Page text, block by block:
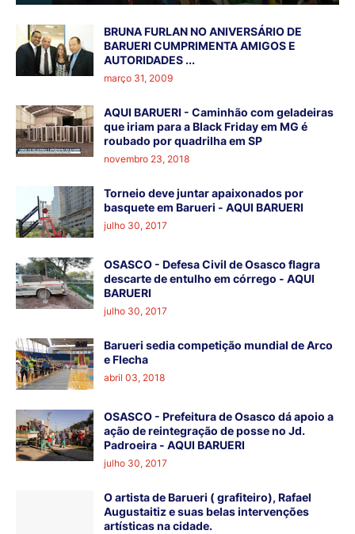
BRUNA FURLAN NO ANIVERSÁRIO DE
BARUERI CUMPRIMENTA AMIGOS E
AUTORIDADES ...
março 31, 2009
AQUI BARUERI - Caminhão com geladeiras
que iriam para a Black Friday em MG é
roubado por quadrilha em SP
novembro 23, 2018
Torneio deve juntar apaixonados por
basquete em Barueri - AQUI BARUERI
julho 30, 2017
OSASCO - Defesa Civil de Osasco flagra
descarte de entulho em córrego - AQUI
BARUERI
julho 30, 2017
Barueri sedia competição mundial de Arco
e Flecha
abril 03, 2018
OSASCO - Prefeitura de Osasco dá apoio a
ação de reintegração de posse no Jd.
Padroeira - AQUI BARUERI
julho 30, 2017
O artista de Barueri ( grafiteiro), Rafael
Augustaitiz e suas belas intervenções
artísticas na cidade.